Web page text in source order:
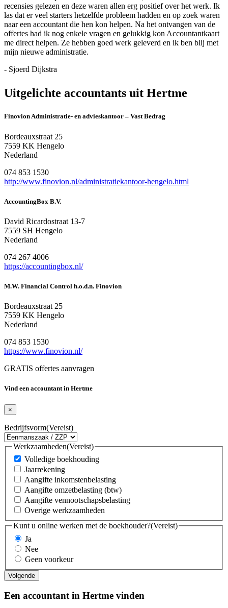
recensies gelezen en deze waren allen erg positief over het werk. Ik
las dat er veel starters hetzelfde probleem hadden en op zoek waren
naar een accountant die hen kon helpen. Na het ontvangen van de
offertes had ik nog enkele vragen en gelukkig kon Accountantkaart
me direct helpen. Ze hebben goed werk geleverd en ik ben blij met
mijn nieuwe administratie.
- Sjoerd Dijkstra
Uitgelichte accountants uit Hertme
Finovion Administratie- en advieskantoor – Vast Bedrag
Bordeauxstraat 25
7559 KK Hengelo
Nederland
074 853 1530
http://www.finovion.nl/administratiekantoor-hengelo.html
AccountingBox B.V.
David Ricardostraat 13-7
7559 SH Hengelo
Nederland
074 267 4006
https://accountingbox.nl/
M.W. Financial Control h.o.d.n. Finovion
Bordeauxstraat 25
7559 KK Hengelo
Nederland
074 853 1530
https://www.finovion.nl/
GRATIS offertes aanvragen
Vind een accountant in Hertme
×
Bedrijfsvorm(Vereist)
Werkzaamheden(Vereist)
Volledige boekhouding
Jaarrekening
Aangifte inkomstenbelasting
Aangifte omzetbelasting (btw)
Aangifte vennootschapsbelasting
Overige werkzaamheden
Kunt u online werken met de boekhouder?(Vereist)
Ja
Nee
Geen voorkeur
Een accountant in Hertme vinden